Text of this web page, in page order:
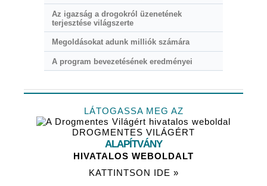
Az igazság a drogokról üzenetének
terjesztése világszerte
Megoldásokat adunk milliók számára
A program bevezetésének eredményei
LÁTOGASSA MEG AZ
DROGMENTES VILÁGÉRT
ALAPÍTVÁNY
HIVATALOS WEBOLDALT
KATTINTSON IDE »